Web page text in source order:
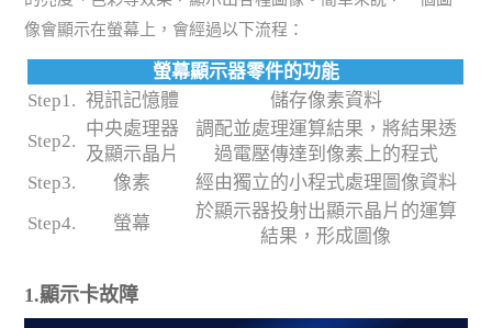
像會顯示在螢幕上，會經過以下流程：
螢幕顯示器零件的功能
Step1. 視訊記憶體
儲存像素資料
Step2.
中央處理器
及顯示晶片
調配並處理運算結果，將結果透
過電壓傳達到像素上的程式
Step3.
像素
經由獨立的小程式處理圖像資料
Step4.
螢幕
於顯示器投射出顯示晶片的運算
結果，形成圖像
1.顯示卡故障